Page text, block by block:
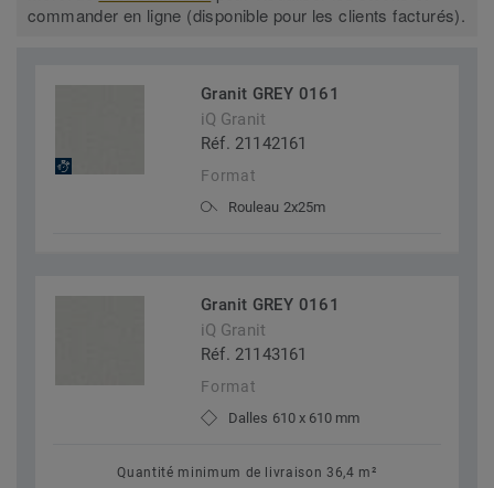
commander en ligne (disponible pour les clients facturés).
Granit GREY 0161
iQ Granit
Réf. 21142161
Format
Rouleau 2x25m
Granit GREY 0161
iQ Granit
Réf. 21143161
Format
Dalles 610 x 610 mm
Quantité minimum de livraison 36,4 m²